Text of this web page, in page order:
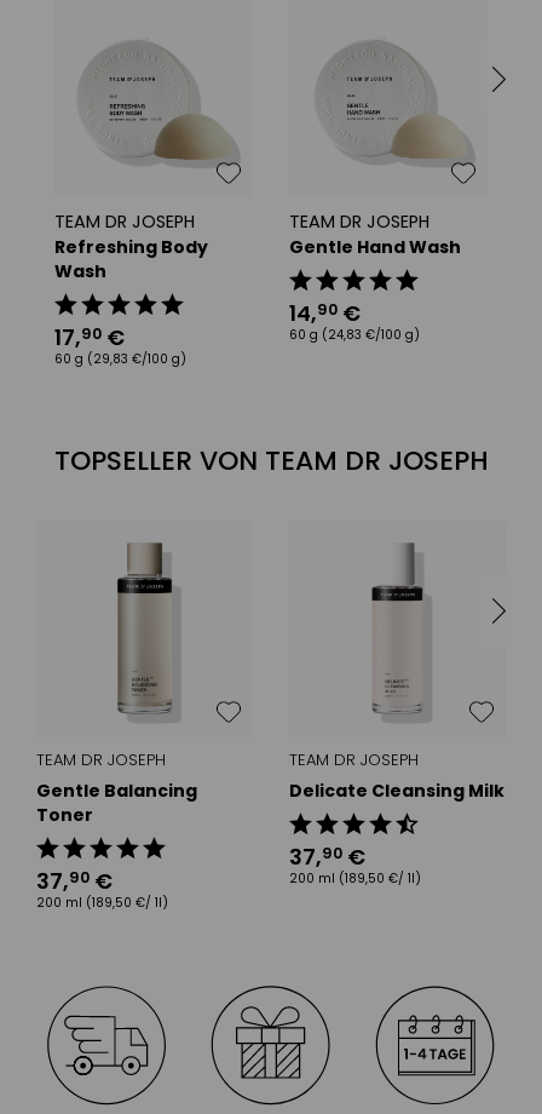
reich an wertvollen Pflanzenölen
verleiht neue Strahlkraft & Fülle
rein natürliche Inhaltsstoffe
TEAM DR JOSEPH
Refreshing Body
Wash
17,90 €
60 g (29,83 €/100 g)
TEAM DR JOSEPH
Gentle Hand Wash
14,90 €
60 g (24,83 €/100 g)
TOPSELLER VON TEAM DR JOSEPH
TEAM DR JOSEPH
Gentle Balancing
Toner
37,90 €
200 ml (189,50 €/ 1l)
TEAM DR JOSEPH
Delicate Cleansing Milk
37,90 €
200 ml (189,50 €/ 1l)